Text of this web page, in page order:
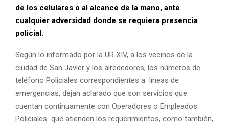
de los celulares o al alcance de la mano, ante
cualquier adversidad donde se requiera presencia
policial.
Según lo informado por la UR XIV, a los vecinos de la
ciudad de San Javier y los alrededores, los números de
teléfono Policiales correspondientes a líneas de
emergencias, dejan aclarado que son servicios que
cuentan continuamente con Operadores o Empleados
Policiales que atienden los requerimientos, como también,